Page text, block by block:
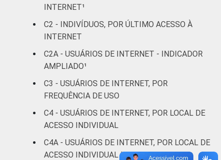
GRAU DE
Fundamental
Médio
Superior 99
INTERNET¹
C2 - INDIVÍDUOS, POR ÚLTIMO ACESSO À
INTERNET
C2A - USUÁRIOS DE INTERNET - INDICADOR
AMPLIADO¹
C3 - USUÁRIOS DE INTERNET, POR
FREQUÊNCIA DE USO
C4 - USUÁRIOS DE INTERNET, POR LOCAL DE
ACESSO INDIVIDUAL
C4A - USUÁRIOS DE INTERNET, POR LOCAL DE
ACESSO INDIVIDUAL MAIS FREQUENTE